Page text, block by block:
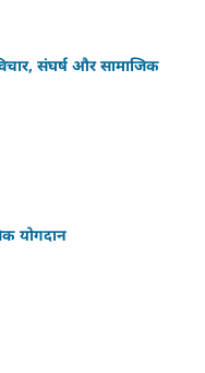
संघर्ष और सामाजिक
योगदान